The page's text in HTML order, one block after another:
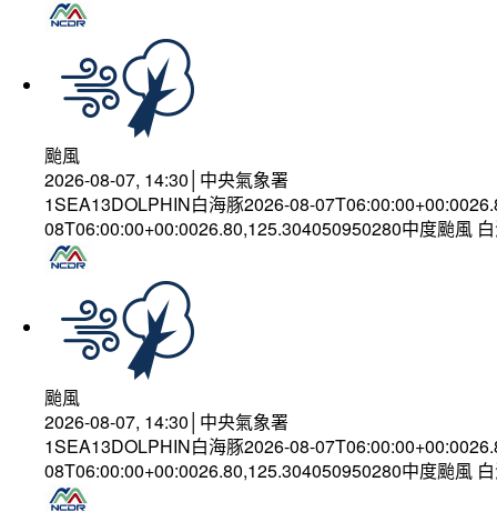
颱風
2026-08-07, 14:30│中央氣象署
1SEA13DOLPHIN白海豚2026-08-
08T06:00:00+00:0026.80,125.304050950280中度颱風
颱風
2026-08-07, 14:30│中央氣象署
1SEA13DOLPHIN白海豚2026-08-
08T06:00:00+00:0026.80,125.304050950280中度颱風